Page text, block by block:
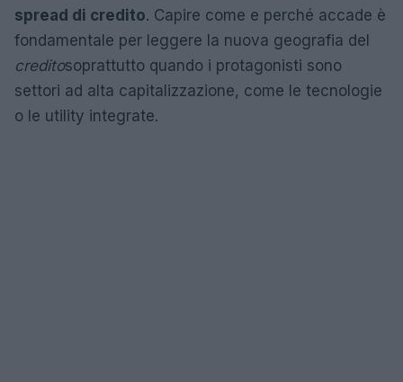
spread di credito. Capire come e perché accade è
fondamentale per leggere la nuova geografia del
creditosoprattutto quando i protagonisti sono
settori ad alta capitalizzazione, come le tecnologie
o le utility integrate.